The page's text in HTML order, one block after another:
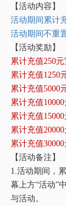
【活动内容】
活动期间累计
活动期间不重
【活动奖励】
累计充值250
累计充值1250
累计充值5000
累计充值
累计充值
累计充值
累计充值
【活动备注】
1.活动期间，
幕上方“活动”
与活动。